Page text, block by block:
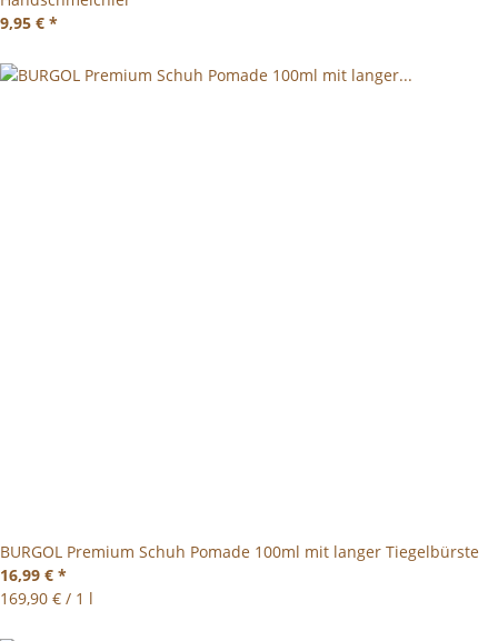
9,95 € *
BURGOL Premium Schuh Pomade 100ml mit langer Tiegelbürste
16,99 € *
169,90 € / 1 l